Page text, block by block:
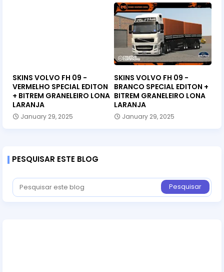
SKINS VOLVO FH 09 -
VERMELHO SPECIAL EDITON
+ BITREM GRANELEIRO LONA
LARANJA
January 29, 2025
SKINS VOLVO FH 09 -
BRANCO SPECIAL EDITON +
BITREM GRANELEIRO LONA
LARANJA
January 29, 2025
PESQUISAR ESTE BLOG